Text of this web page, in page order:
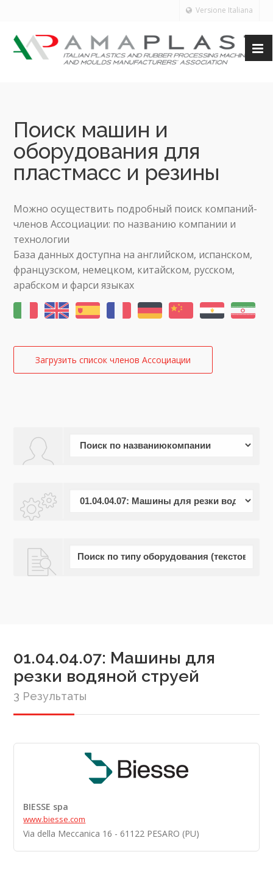
Versione Italiana
Поиск машин и
оборудования для
пластмасс и резины
Можно осуществить подробный поиск компаний-
членов Ассоциации: по названию компании и
технологии
База данных доступна на английском, испанском,
французском, немецком, китайском, русском,
арабском и фарси языках
Загрузить список членов Ассоциации
01.04.04.07: Машины для
резки водяной струей
3 Результаты
BIESSE spa
www.biesse.com
Via della Meccanica 16 - 61122 PESARO (PU)